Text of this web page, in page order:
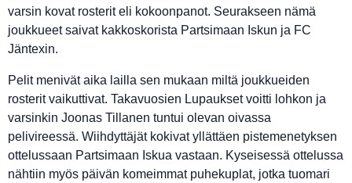
varsin kovat rosterit eli kokoonpanot. Seurakseen nämä
joukkueet saivat kakkoskorista Partsimaan Iskun ja FC
Jäntexin.
Pelit menivät aika lailla sen mukaan miltä joukkueiden
rosterit vaikuttivat. Takavuosien Lupaukset voitti lohkon ja
varsinkin Joonas Tillanen tuntui olevan oivassa
pelivireessä. Wiihdyttäjät kokivat yllättäen pistemenetyksen
ottelussaan Partsimaan Iskua vastaan. Kyseisessä ottelussa
nähtiin myös päivän komeimmat puhekuplat, jotka tuomari